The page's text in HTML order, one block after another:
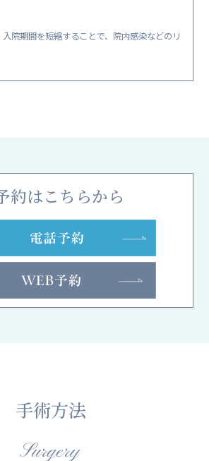
入院期間を短縮することで、院内感染などのリ
約はこちらから
手術方法
Surgery